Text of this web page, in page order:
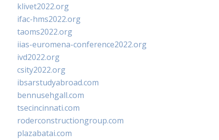
klivet2022.org
ifac-hms2022.org
taoms2022.org
iias-euromena-conference2022.org
ivd2022.org
csity2022.org
ibsarstudyabroad.com
bennusehgall.com
tsecincinnati.com
roderconstructiongroup.com
plazabatai.com